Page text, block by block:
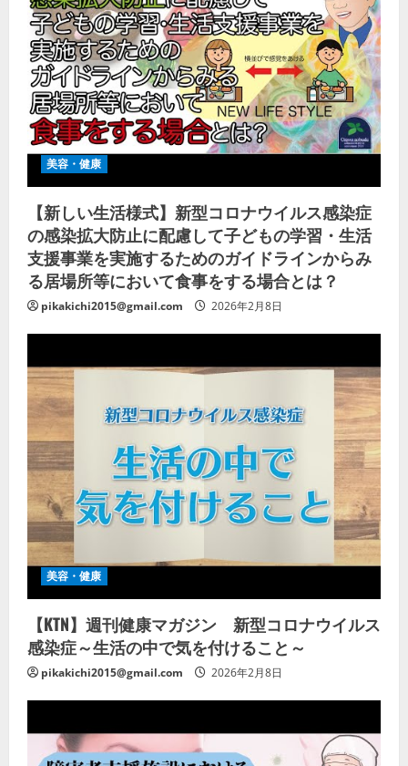
美容・健康
【新しい生活様式】新型コロナウイルス感染症
の感染拡大防止に配慮して子どもの学習・生活
支援事業を実施するためのガイドラインからみ
る居場所等において食事をする場合とは？
pikakichi2015@gmail.com 2026年2月8日
美容・健康
【KTN】週刊健康マガジン 新型コロナウイルス
感染症～生活の中で気を付けること～
pikakichi2015@gmail.com 2026年2月8日